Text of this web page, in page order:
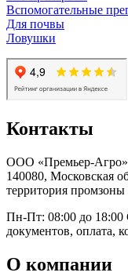
Вспомогательные
Для почвы
Ловушки
Контакты
ООО «Премьер-Агро»
140080, Московская
территория промзоны
Пн-Пт: 08:00 до 18:00
документов, оплата,
О компании